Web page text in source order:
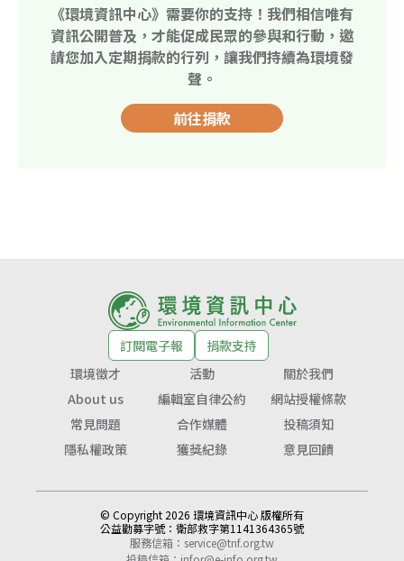
《環境資訊中心》需要你的支持！我們相信唯有
資訊公開普及，才能促成民眾的參與和行動，邀
請您加入定期捐款的行列，讓我們持續為環境發
聲。
前往捐款
訂閱電子報
捐款支持
環境徵才
活動
關於我們
About us
編輯室自律公約
網站授權條款
常見問題
合作媒體
投稿須知
隱私權政策
獲獎紀錄 意見回饋
© Copyright 2026 環境資訊中心 版權所有
公益勸募字號： 衛部救字第1141364365號
服務信箱： service@tnf.org.tw